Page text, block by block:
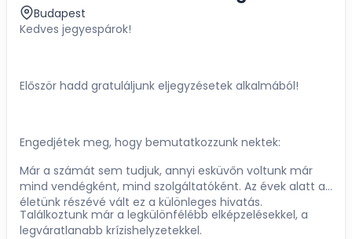
Budapest
Kedves jegyespárok!
Először hadd gratuláljunk eljegyzésetek alkalmából!
Engedjétek meg, hogy bemutatkozzunk nektek:
Már a számát sem tudjuk, annyi esküvőn voltunk már
mind vendégként, mind szolgáltatóként. Az évek alatt az
életünk részévé vált ez a különleges hivatás.
Találkoztunk már a legkülönfélébb elképzelésekkel, a
legváratlanabb krízishelyzetekkel.